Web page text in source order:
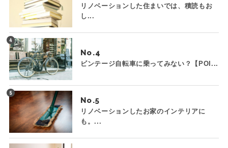
リノベーションした住まいでは、積読もお
し...
No.
ビンテージ自転車に乗ってみない？【POI...
No.
リノベーションしたお家のインテリアに
も。...